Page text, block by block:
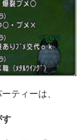
ティーは、